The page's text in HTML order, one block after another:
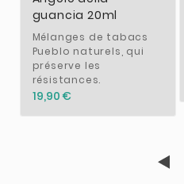
guancia 20ml
Mélanges de tabacs
Pueblo naturels, qui
préserve les
résistances.
19,90 €